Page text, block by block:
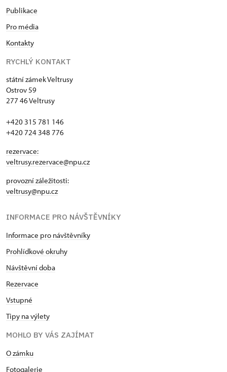
Publikace
Pro média
Kontakty
RYCHLÝ KONTAKT
státní zámek Veltrusy
Ostrov 59
277 46 Veltrusy
+420 315 781 146
+420 724 348 776
rezervace:
veltrusy.rezervace@npu.cz
provozní záležitosti:
veltrusy@npu.cz
INFORMACE PRO NÁVŠTĚVNÍKY
Informace pro návštěvníky
Prohlídkové okruhy
Návštěvní doba
Rezervace
Vstupné
Tipy na výlety
MOHLO BY VÁS ZAJÍMAT
O zámku
Fotogalerie